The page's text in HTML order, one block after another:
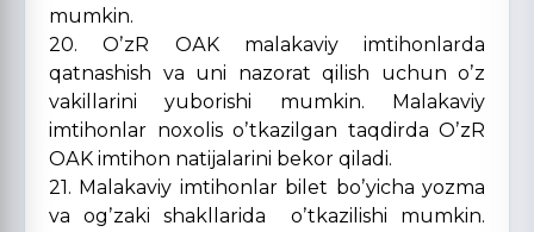
mumkin.
20. OʼzR OАK malakaviy imtihonlarda
qatnashish va uni nazorat qilish uchun oʼz
vakillarini yuborishi mumkin. Malakaviy
imtihonlar noxolis oʼtkazilgan taqdirda OʼzR
OАK imtihon natijalarini bekor qiladi.
21. Malakaviy imtihonlar bilet boʼyicha yozma
va ogʼzaki shakllarida oʼtkazilishi mumkin.